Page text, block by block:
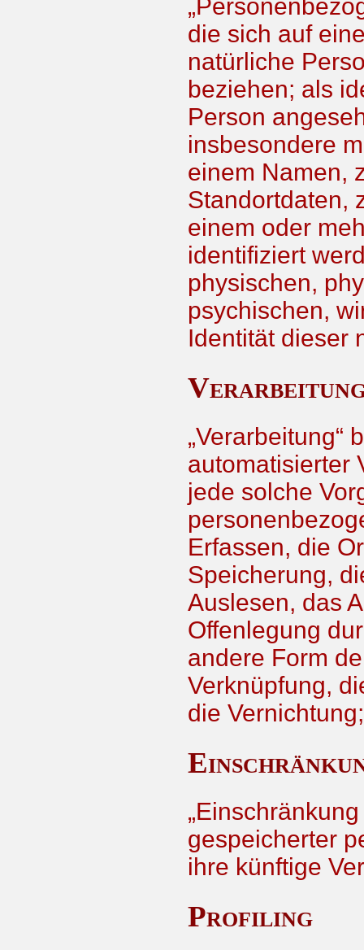
die sich auf
natürliche
beziehen; als
Person
insbesondere
einem Namen,
Standortdaten,
einem oder
identifiziert
physischen,
psychischen,
Identität dieser
„Verarbeitung“
automatisierter
jede solche
Erfassen, die
Speicherung,
Auslesen, das
Offenlegung
andere Form
Verknüpfung,
die Vernichtung;
gespeicherter
ihre künftige
Profiling